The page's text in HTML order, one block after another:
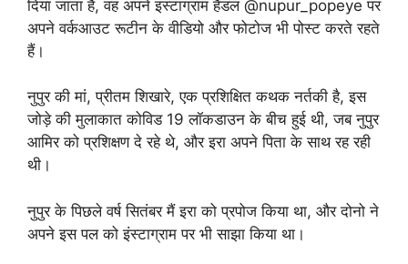
दिया जाता है, वह अपने इंस्टाग्राम हैंडल @nupur_popeye पर
अपने वर्कआउट रूटीन के वीडियो और फोटोज भी पोस्ट करते रहते
हैं।
नुपुर की मां, प्रीतम शिखारे, एक प्रशिक्षित कथक नर्तकी है, इस
जोड़े की मुलाकात कोविड 19 लॉकडाउन के बीच हुई थी, जब नुपुर
आमिर को प्रशिक्षण दे रहे थे, और इरा अपने पिता के साथ रह रही
थी।
नुपुर के पिछले वर्ष सितंबर मैं इरा को प्रपोज किया था, और दोनो ने
अपने इस पल को इंस्टाग्राम पर भी साझा किया था।